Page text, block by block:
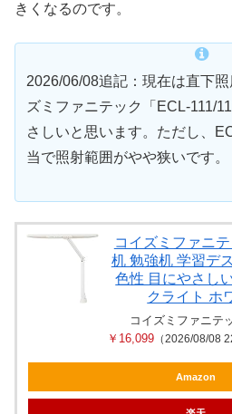
きくなるのです。
2026/06/08追記：現在は直下
ズミファニテック「ECL-111/
さしいと思います。ただし、
当で照射範囲がやや狭いです。
コイズミファニ
机 勉強机 学習デ
色性 目にやさし
クライト ホ
コイズミファニテ
￥16,099（2026/08/08
Amazon